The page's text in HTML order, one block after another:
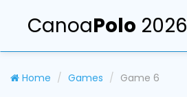
CanoaPolo 2026
Home Games Game 6